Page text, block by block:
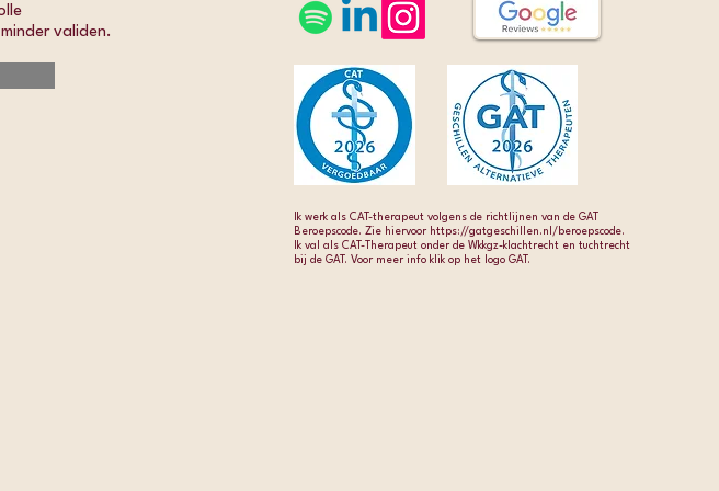
validen.​
Ik werk als CAT-therapeut volgens de richtlijnen van de GAT
Beroepscode. Zie hiervoor https://gatgeschillen.nl/beroepscode.
Ik val als CAT-Therapeut onder de Wkkgz-klachtrecht en tuchtrecht
bij de GAT. Voor meer info klik op het logo GAT.